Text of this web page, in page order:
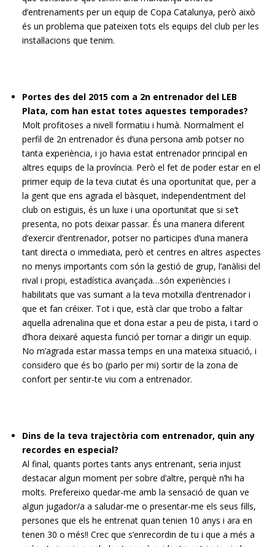
d’entrenaments per un equip de Copa Catalunya, però això
és un problema que pateixen tots els equips del club per les
instal·lacions que tenim.
Portes des del 2015 com a 2n entrenador del LEB
Plata, com han estat totes aquestes temporades?
Molt profitoses a nivell formatiu i humà. Normalment el
perfil de 2n entrenador és d’una persona amb potser no
tanta experiència, i jo havia estat entrenador principal en
altres equips de la província. Però el fet de poder estar en el
primer equip de la teva ciutat és una oportunitat que, per a
la gent que ens agrada el bàsquet, independentment del
club on estiguis, és un luxe i una oportunitat que si se’t
presenta, no pots deixar passar. És una manera diferent
d’exercir d’entrenador, potser no participes d’una manera
tant directa o immediata, però et centres en altres aspectes
no menys importants com són la gestió de grup, l’anàlisi del
rival i propi, estadística avançada…són experiències i
habilitats que vas sumant a la teva motxilla d’entrenador i
que et fan créixer. Tot i que, està clar que trobo a faltar
aquella adrenalina que et dona estar a peu de pista, i tard o
d’hora deixaré aquesta funció per tornar a dirigir un equip.
No m’agrada estar massa temps en una mateixa situació, i
considero que és bo (parlo per mi) sortir de la zona de
confort per sentir-te viu com a entrenador.
Dins de la teva trajectòria com entrenador, quin any
recordes en especial?
Al final, quants portes tants anys entrenant, seria injust
destacar algun moment per sobre d’altre, perquè n’hi ha
molts. Prefereixo quedar-me amb la sensació de quan ve
algun jugador/a a saludar-me o presentar-me els seus fills,
persones que els he entrenat quan tenien 10 anys i ara en
tenen 30 o més!! Crec que s’enrecordin de tu i que a més a